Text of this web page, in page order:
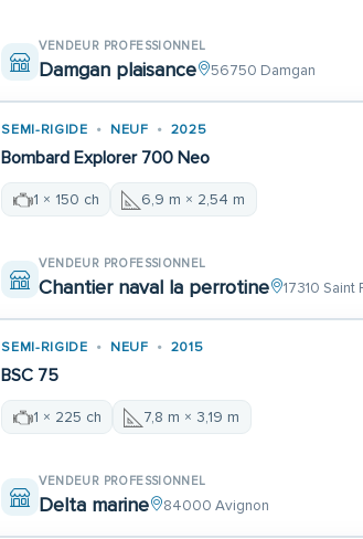
VENDEUR PROFESSIONNEL
Damgan plaisance 56750 Damgan
SEMI-RIGIDE NEUF 2025
Bombard Explorer 700 Neo
1 × 150 ch 6,9 m × 2,54 m
VENDEUR PROFESSIONNEL
Chantier naval la perrotine 17310 Saint
SEMI-RIGIDE NEUF 2015
BSC 75
1 × 225 ch 7,8 m × 3,19 m
VENDEUR PROFESSIONNEL
Delta marine 84000 Avignon